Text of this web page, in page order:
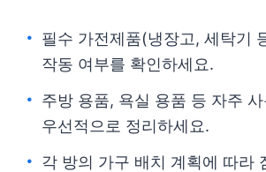
필수 가전제품(냉장고, 세탁기
작동 여부를 확인하세요.
주방 용품, 욕실 용품 등 자주
우선적으로 정리하세요.
각 방의 가구 배치 계획에 따라